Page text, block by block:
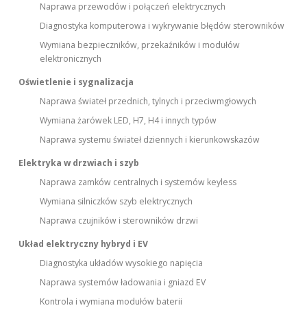
Naprawa przewodów i połączeń elektrycznych
Diagnostyka komputerowa i wykrywanie błędów sterowników
Wymiana bezpieczników, przekaźników i modułów
elektronicznych
Oświetlenie i sygnalizacja
Naprawa świateł przednich, tylnych i przeciwmgłowych
Wymiana żarówek LED, H7, H4 i innych typów
Naprawa systemu świateł dziennych i kierunkowskazów
Elektryka w drzwiach i szyb
Naprawa zamków centralnych i systemów keyless
Wymiana silniczków szyb elektrycznych
Naprawa czujników i sterowników drzwi
Układ elektryczny hybryd i EV
Diagnostyka układów wysokiego napięcia
Naprawa systemów ładowania i gniazd EV
Kontrola i wymiana modułów baterii